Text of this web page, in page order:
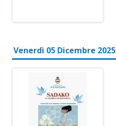
Venerdì 05 Dicembre 2025